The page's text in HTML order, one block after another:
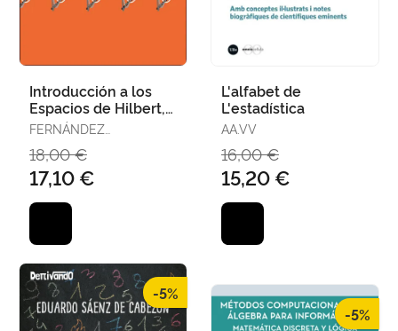
Introducción a los
Espacios de Hilbert,
Operadores y
FERNÁNDEZ
18,00 €
17,10 €
L'alfabet de
L'estadística
AA.VV
16,00 €
15,20 €
-5%
-5%